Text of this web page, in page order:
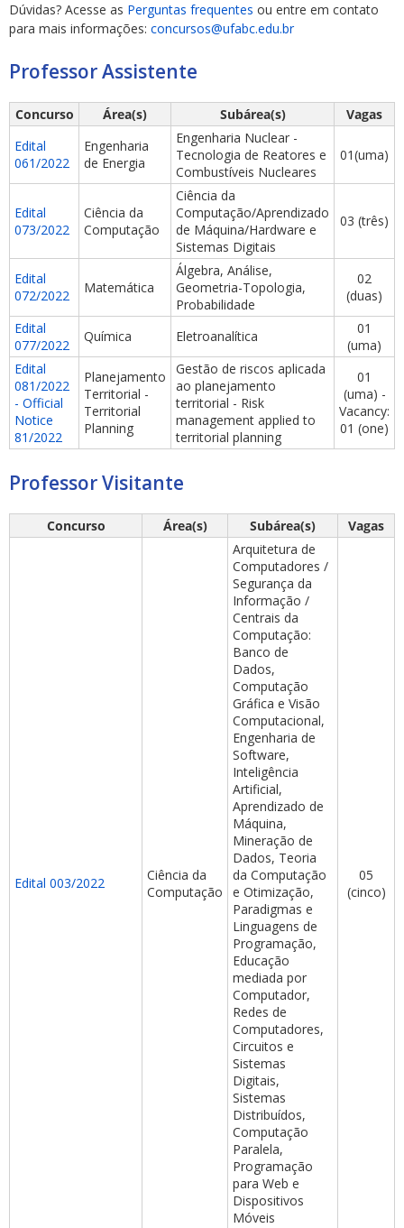
Dúvidas? Acesse as Perguntas frequentes ou entre em contato
para mais informações: concursos@ufabc.edu.br
Professor Assistente
Concurso Área(s) Subárea(s)
Vagas
Edital
061/2022
Engenharia
de Energia
Engenharia Nuclear -
Tecnologia de Reatores e
Combustíveis Nucleares
01(uma)
Edital
073/2022
Ciência da
Computação
Ciência da
Computação/Aprendizado
de Máquina/Hardware e
Sistemas Digitais
03 (três)
Edital
072/2022
Matemática
Álgebra, Análise,
Geometria-Topologia,
Probabilidade
02
(duas)
Edital
077/2022
Química Eletroanalítica
01
(uma)
Edital
081/2022
- Official
Notice
81/2022
Planejamento
Territorial -
Territorial
Planning
Gestão de riscos aplicada
ao planejamento
territorial - Risk
management applied to
territorial planning
01
(uma) -
Vacancy:
01 (one)
Professor Visitante
Concurso Área(s) Subárea(s) Vagas
Edital 003/2022
Ciência da
Computação
Arquitetura de
Computadores /
Segurança da
Informação /
Centrais da
Computação:
Banco de
Dados,
Computação
Gráfica e Visão
Computacional,
Engenharia de
Software,
Inteligência
Artificial,
Aprendizado de
Máquina,
Mineração de
Dados, Teoria
da Computação
e Otimização,
Paradigmas e
Linguagens de
Programação,
Educação
mediada por
Computador,
Redes de
Computadores,
Circuitos e
Sistemas
Digitais,
Sistemas
Distribuídos,
Computação
Paralela,
Programação
para Web e
Dispositivos
Móveis
05
(cinco)